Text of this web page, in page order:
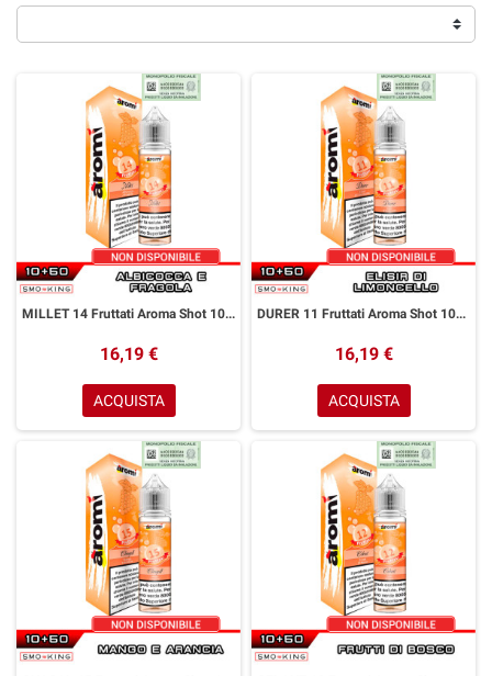
MILLET 14 Fruttati Aroma Shot 10+50 ml Aromì by Easy Vape Albicocca Fragola
16,19 €
ACQUISTA
DURER 11 Fruttati Aroma Shot 10+50 ml Aromì by Easy Vape Limoncello
16,19 €
ACQUISTA